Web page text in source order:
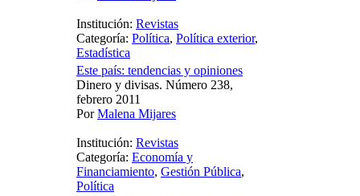
Institución: Revistas
Categoría: Política, Política exterior,
Estadística
Este país: tendencias y opiniones
Dinero y divisas. Número 238,
febrero 2011
PorMalena Mijares
Institución: Revistas
Categoría: Economía y
Financiamiento, Gestión Pública,
Política